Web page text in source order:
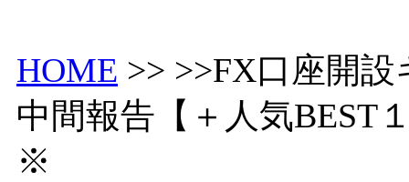
HOME >> >>FX口座開
中間報告【＋人気BEST
※